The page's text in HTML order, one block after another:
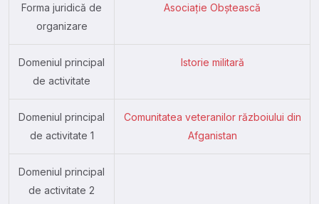
Forma juridică de
organizare
Asociație Obștească
Domeniul principal
de activitate
Istorie militară
Domeniul principal
de activitate 1
Comunitatea veteranilor războiului din
Afganistan
Domeniul principal
de activitate 2